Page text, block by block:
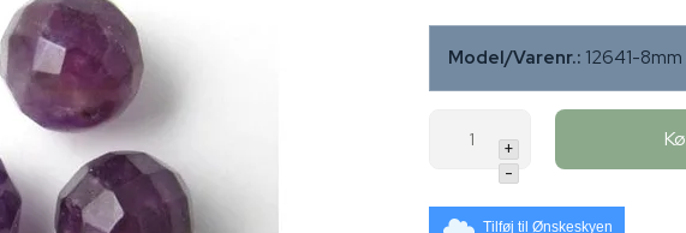
Model/Varenr.: 12641-8mm
+
-
Tilføj til Ønskeskyen